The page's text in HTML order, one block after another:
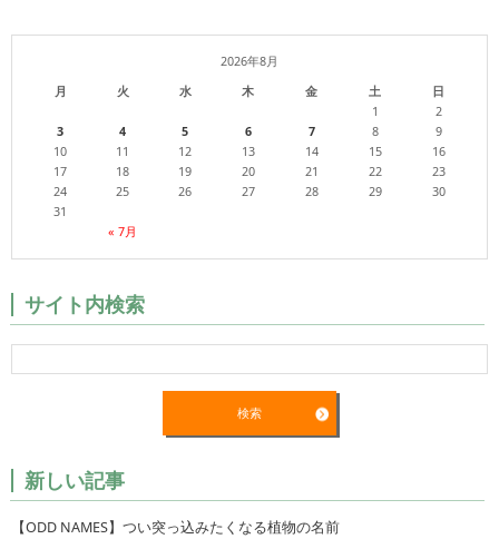
2026年8月
月
火 水 木 金 土 日
« 7月
1
2
3
4 5 6 7 8
9
10
11 12 13 14 15
16
17
18 19 20 21 22
23
24
25 26 27 28 29
30
31
サイト内検索
新しい記事
【ODD NAMES】つい突っ込みたくなる植物の名前